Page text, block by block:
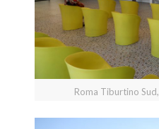
Roma Tiburtino